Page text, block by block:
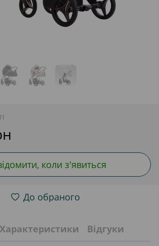
коли з'явиться
До обраного
Характеристики Відгуки